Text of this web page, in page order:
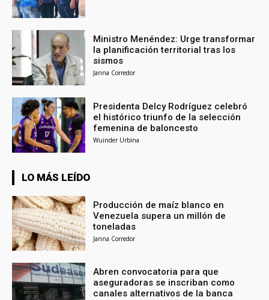
Ministro Menéndez: Urge transformar
la planificación territorial tras los
sismos
Janna Corredor
Presidenta Delcy Rodríguez celebró
el histórico triunfo de la selección
femenina de baloncesto
Wuinder Urbina
LO MÁS LEÍDO
Producción de maíz blanco en
Venezuela supera un millón de
toneladas
Janna Corredor
Abren convocatoria para que
aseguradoras se inscriban como
canales alternativos de la banca